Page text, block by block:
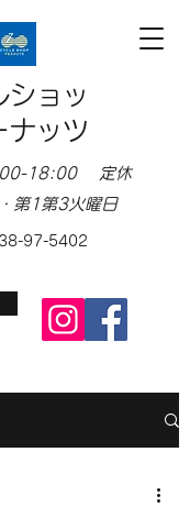
ショッ
ッツ
18:00 定休
第1第3火曜日
97-5402